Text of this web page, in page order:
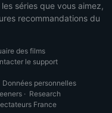
séries que vous aimez,
recommandations du
des films
le support
Données personnelles
· Research
France